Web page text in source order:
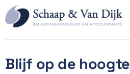
Blijf op de hoogte